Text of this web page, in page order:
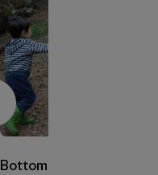
Bottoms para Bebés y